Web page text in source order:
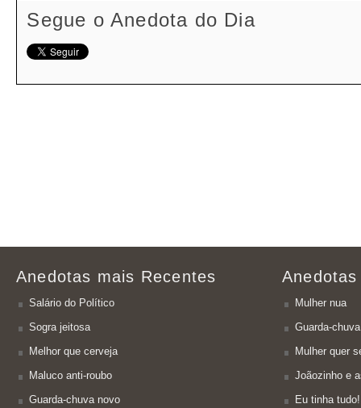
Segue o Anedota do Dia
Anedotas mais Recentes
Salário do Político
Sogra jeitosa
Melhor que cerveja
Maluco anti-roubo
Guarda-chuva novo
Mulher nua
Guarda-
Mulher quer
Joãozinho e
Eu tinha tudo!